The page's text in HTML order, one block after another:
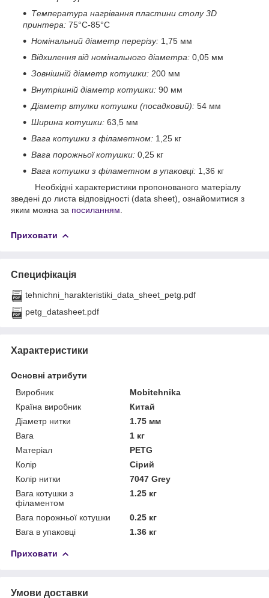
Температура нагрівання пластини столу 3D
принтера: 75°С-85°С
Номінальний діаметр перерізу: 1,75 мм
Відхилення від номінального діаметра: 0,05 мм
Зовнішній діаметр котушки: 200 мм
Внутрішній діаметр котушки: 90 мм
Діаметр втулки котушки (посадковий): 54 мм
Ширина котушки: 63,5 мм
Вага котушки з філаметном: 1,25 кг
Вага порожньої котушки: 0,25 кг
Вага котушки з філаметном в упаковці: 1,36 кг
Необхідні характеристики пропонованого матеріалу
зведені до листа відповідності (data sheet), ознайомитися з
яким можна за посиланням
Приховати
Специфікація
tehnichni_harakteristiki_data_sheet_petg.pdf
petg_datasheet.pdf
Характеристики
Основні атрибути
Виробник
Mobitehnika
Країна виробник
Китай
Діаметр нитки
1.75 мм
Вага
1 кг
Матеріал
PETG
Колір
Сірий
Колір нитки
7047 Grey
Вага котушки з
філаментом
1.25 кг
Вага порожньої котушки
0.25 кг
Вага в упаковці
1.36 кг
Приховати
Умови доставки